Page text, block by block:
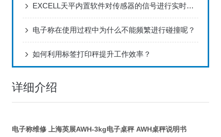
EXCELL天平内置软件对传感器的信号进行实时处理和分析
电子称在使用过程中为什么不能频繁进行碰撞呢？
如何利用标签打印秤提升工作效率？
详细介绍
电子称维修 上海英展AWH-3kg电子桌秤 AWH桌秤说明书